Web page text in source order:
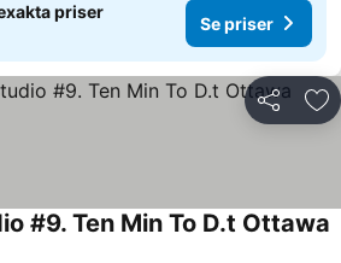
priser
Se priser
Dela
#9. Ten Min To D.t Ottawa